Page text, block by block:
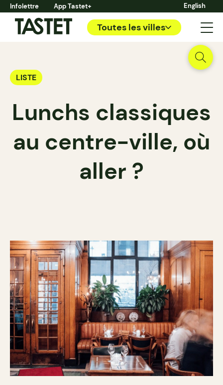
Infolettre App Tastet+ English
Toutes les villes
LISTE
Lunchs classiques
au centre-ville, où
aller ?